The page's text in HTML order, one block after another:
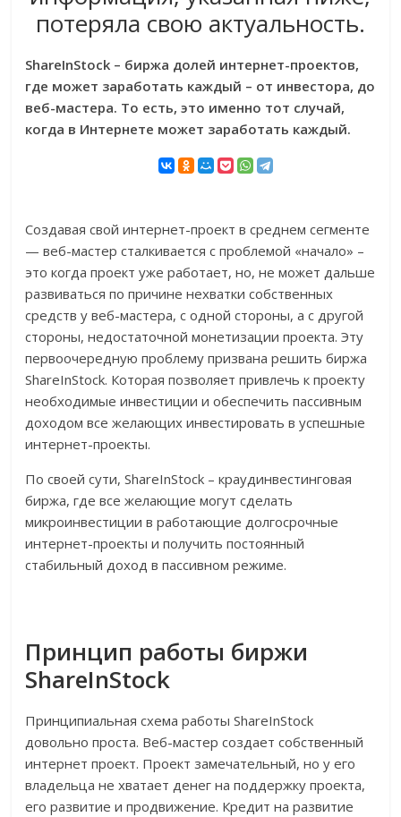
потеряла свою актуальность.
ShareInStock – биржа долей интернет-проектов,
где может заработать каждый – от инвестора, до
веб-мастера. То есть, это именно тот случай,
когда в Интернете может заработать каждый.
Создавая свой интернет-проект в среднем сегменте
— веб-мастер сталкивается с проблемой «начало» –
это когда проект уже работает, но, не может дальше
развиваться по причине нехватки собственных
средств у веб-мастера, с одной стороны, а с другой
стороны, недостаточной монетизации проекта. Эту
первоочередную проблему призвана решить биржа
ShareInStock. Которая позволяет привлечь к проекту
необходимые инвестиции и обеспечить пассивным
доходом все желающих инвестировать в успешные
интернет-проекты.
По своей сути, ShareInStock – краудинвестинговая
биржа, где все желающие могут сделать
микроинвестиции в работающие долгосрочные
интернет-проекты и получить постоянный
стабильный доход в пассивном режиме.
Принцип работы биржи
ShareInStock
Принципиальная схема работы ShareInStock
довольно проста. Веб-мастер создает собственный
интернет проект. Проект замечательный, но у его
владельца не хватает денег на поддержку проекта,
его развитие и продвижение. Кредит на развитие